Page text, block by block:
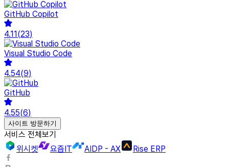
GitHub Copilot
4.11(23)
Visual Studio Code
4.54(9)
GitHub
4.55(6)
사이트 방문하기
서비스 전체보기
위시켓
요즘IT AIDP - AX Rise ERP